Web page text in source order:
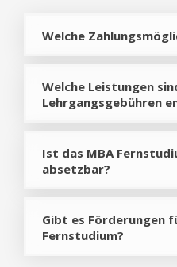
Welche
Welche Leistungen
Lehrgangsgebühren
Ist das MBA
absetzbar?
Gibt es Förderungen
Fernstudium?